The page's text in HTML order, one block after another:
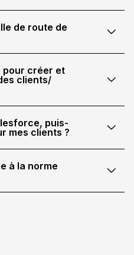
de route de
pour créer et
clients/
puis-
mes clients ?
à la norme